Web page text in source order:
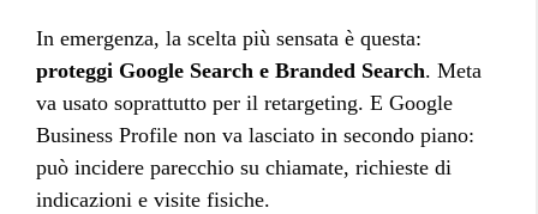
In emergenza, la scelta più sensata è questa:
proteggi Google Search e Branded Search. Meta
va usato soprattutto per il retargeting. E Google
Business Profile non va lasciato in secondo piano:
può incidere parecchio su chiamate, richieste di
indicazioni e visite fisiche.